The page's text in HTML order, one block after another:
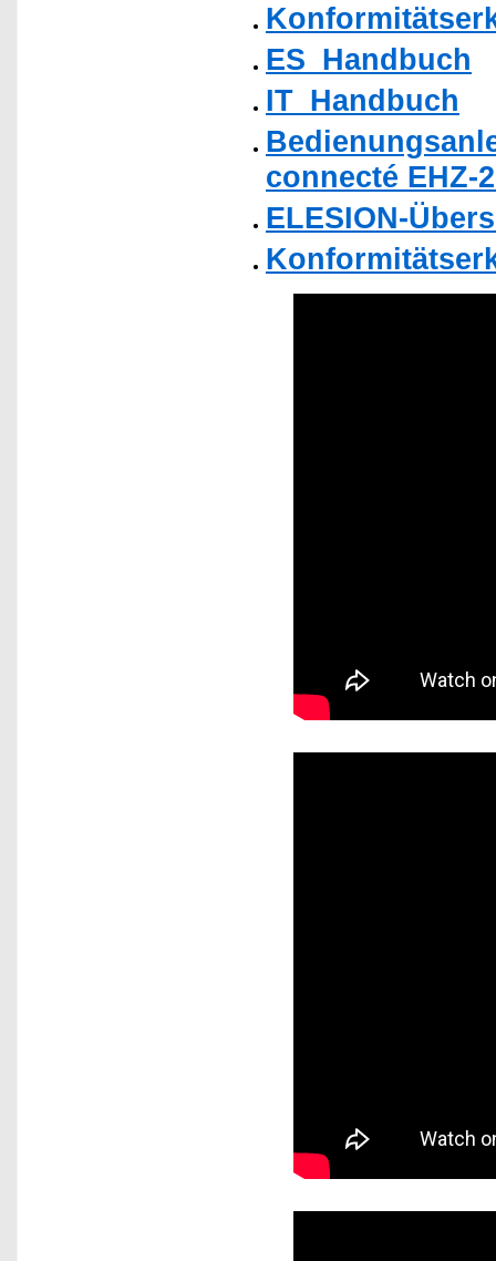
ES_Handbuch
IT_Handbuch
connecté EHZ-
ELESION-